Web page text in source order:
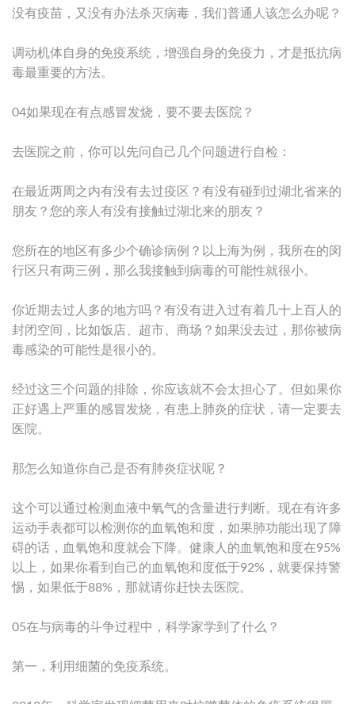
没有疫苗，又没有办法杀灭病毒，我们普通人该怎么办呢？
调动机体自身的免疫系统，增强自身的免疫力，才是抵抗病
毒最重要的方法。
04如果现在有点感冒发烧，要不要去医院？
去医院之前，你可以先问自己几个问题进行自检：
在最近两周之内有没有去过疫区？有没有碰到过湖北省来的
朋友？您的亲人有没有接触过湖北来的朋友？
您所在的地区有多少个确诊病例？以上海为例，我所在的闵
行区只有两三例，那么我接触到病毒的可能性就很小。
你近期去过人多的地方吗？有没有进入过有着几十上百人的
封闭空间，比如饭店、超市、商场？如果没去过，那你被病
毒感染的可能性是很小的。
经过这三个问题的排除，你应该就不会太担心了。但如果你
正好遇上严重的感冒发烧，有患上肺炎的症状，请一定要去
医院。
那怎么知道你自己是否有肺炎症状呢？
这个可以通过检测血液中氧气的含量进行判断。现在有许多
运动手表都可以检测你的血氧饱和度，如果肺功能出现了障
碍的话，血氧饱和度就会下降。健康人的血氧饱和度在95%
以上，如果你看到自己的血氧饱和度低于92%，就要保持警
惕，如果低于88%，那就请你赶快去医院。
05在与病毒的斗争过程中，科学家学到了什么？
第一，利用细菌的免疫系统。